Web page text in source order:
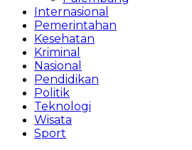
Internasional
Pemerintahan
Kesehatan
Kriminal
Nasional
Pendidikan
Politik
Teknologi
Wisata
Sport